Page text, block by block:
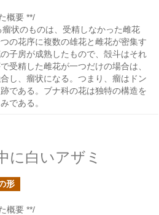
概要 **/
状のものは、受精しなかった雌花
の花序に複数の雄花と雌花が密集す
子房が成熟したもので、殻斗はそれ
受精した雌花が一つだけの場合は、
し、瘤状になる。つまり、瘤はドン
である。ブナ科の花は独特の構造を
である。
に白いアザミ
形
概要 **/